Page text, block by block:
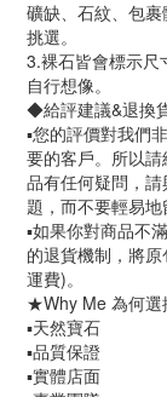
礦缺、石紋、包
挑選。
3.裸石皆會標示尺
自行想像。
◆給評建議&退換
▪️您的評價對我們
要的客戶。所以
品有任何疑問，
題，而不要輕易地
▪️如果你對商品不
的退貨機制，將
運費)。
★Why Me 為何選
▪️天然寶石
▪️品質保證
▪️實體店面